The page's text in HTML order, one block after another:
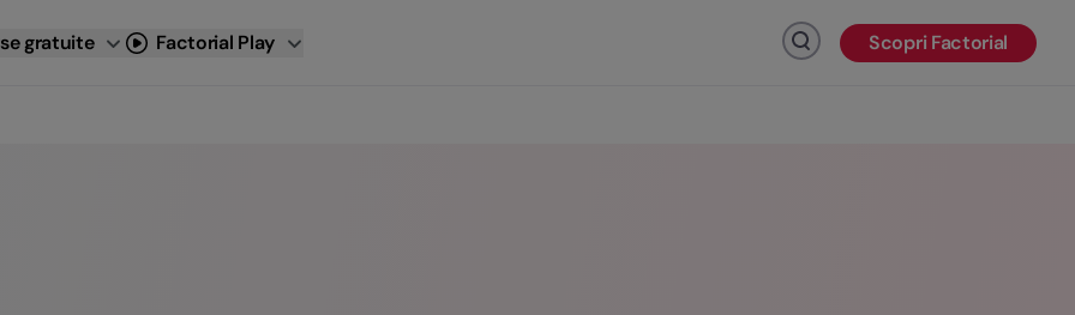
gratuite Factorial Play Fai clic per cercare
Scopri Factorial